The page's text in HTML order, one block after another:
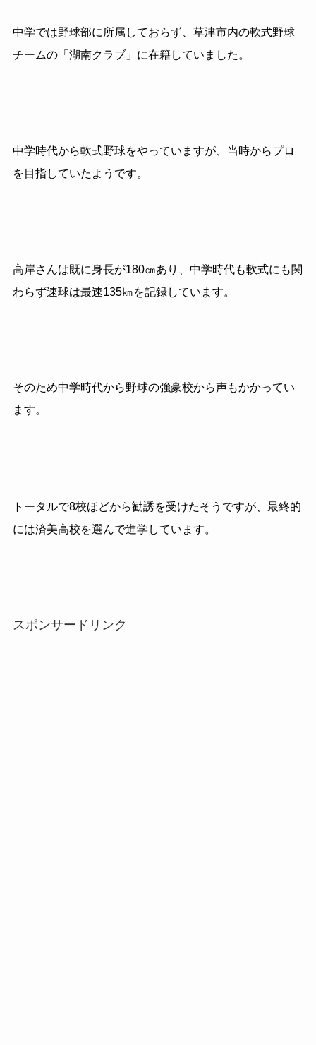
中学では野球部に所属しておらず、草津市内の軟式野球
チームの「湖南クラブ」に在籍していました。
中学時代から軟式野球をやっていますが、当時からプロ
を目指していたようです。
高岸さんは既に身長が180㎝あり、中学時代も軟式にも関
わらず速球は最速135㎞を記録しています。
そのため中学時代から野球の強豪校から声もかかってい
ます。
トータルで8校ほどから勧誘を受けたそうですが、最終的
には済美高校を選んで進学しています。
スポンサードリンク